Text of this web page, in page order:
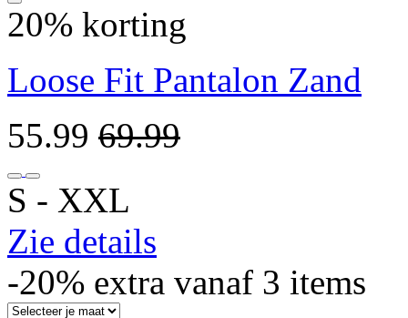
20% korting
Loose Fit Pantalon Zand
55.99 69.99
S ‐ XXL
Zie details
-20% extra vanaf 3 items